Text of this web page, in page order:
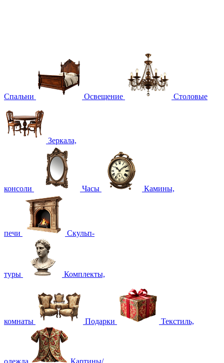
Спальни Освещение Столовые
Зеркала,
консоли Часы Камины,
печи Скульп-
туры Комплекты,
комнаты Подарки Текстиль,
одежда Картины/